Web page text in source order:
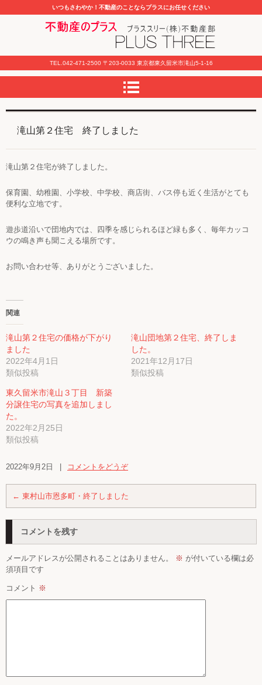
不動産のプラス
いつもさわやか！不動産のことならプラスにお任せください
TEL. 042-471-2500 〒203-0033 東京都東久留米市滝山5-1-16
滝山第２住宅 終了しました
滝山第２住宅が終了しました。
保育園、幼稚園、小学校、中学校、商店街、バス停も近く生活がとても
便利な立地です。
遊歩道沿いで団地内では、四季を感じられるほど緑も多く、毎年カッコ
ウの鳴き声も聞こえる場所です。
お問い合わせ等、ありがとうございました。
関連
滝山第２住宅の価格が下がり
ました
2022年4月1日
類似投稿
滝山団地第２住宅、終了しま
した。
2021年12月17日
類似投稿
東久留米市滝山３丁目 新築
分譲住宅の写真を追加しまし
た。
2022年2月25日
類似投稿
2022年9月2日 コメントをどうぞ
← 東村山市恩多町・終了しました
コメントを残す
メールアドレスが公開されることはありません。 ※ が付いている欄は必
須項目です
コメント ※